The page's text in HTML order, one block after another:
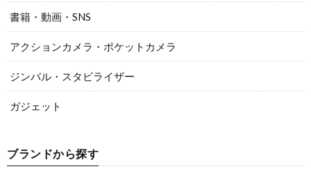
書籍・動画・SNS
アクションカメラ・ポケットカメラ
ジンバル・スタビライザー
ガジェット
ブランドから探す